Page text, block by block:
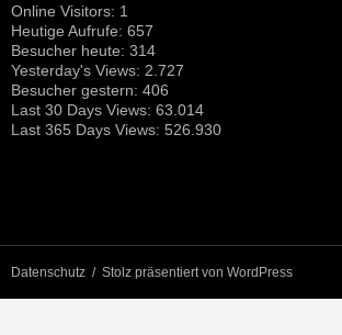
Online Visitors: 1
Heutige Aufrufe: 657
Besucher heute: 314
Yesterday's Views: 2.727
Besucher gestern: 406
Last 30 Days Views: 63.014
Last 365 Days Views: 526.930
Datenschutz Stolz präsentiert von WordPress